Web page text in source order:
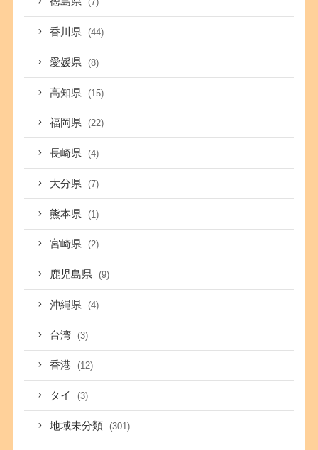
香川県 (44)
愛媛県 (8)
高知県 (15)
福岡県 (22)
長崎県 (4)
大分県 (7)
熊本県 (1)
宮崎県 (2)
鹿児島県 (9)
沖縄県 (4)
台湾 (3)
香港 (12)
タイ (3)
地域未分類 (301)